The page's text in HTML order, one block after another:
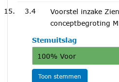
3.4
Voorstel inzake
conceptbegroting
Stemuitslag
100% Voor
Toon stemmen